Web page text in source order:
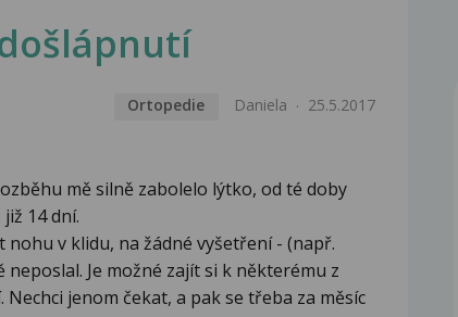
Ortopedie Daniela 25.5.2017
mě silně zabolelo lýtko, od té doby
14 dní.
v klidu, na žádné vyšetření - (např.
Je možné zajít si k některému z
jenom čekat, a pak se třeba za měsíc